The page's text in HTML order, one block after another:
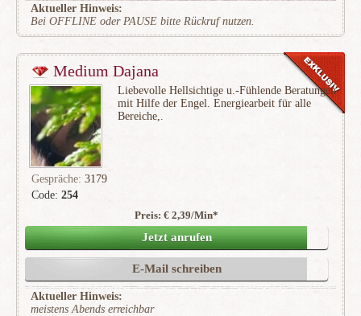
Aktueller Hinweis:
Bei OFFLINE oder PAUSE bitte Rückruf nutzen.
Medium Dajana
Code: 254
Liebevolle Hellsichtige u.-Fühlende Beratungen
mit Hilfe der Engel. Energiearbeit für alle
Bereiche,.
Gespräche: 3179
(404)
Preis: € 2,39/Min*
Jetzt anrufen
E-Mail schreiben
Aktueller Hinweis:
meistens Abends erreichbar